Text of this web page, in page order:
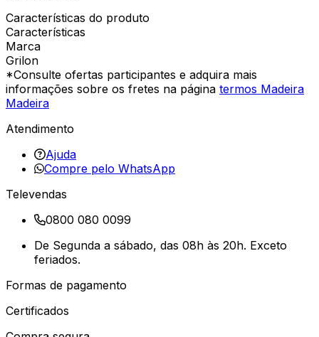
Características do produto
Características
Marca
Grilon
*Consulte ofertas participantes e adquira mais
informações sobre os fretes na página termos Madeira
Madeira
Atendimento
Ajuda
Compre pelo WhatsApp
Televendas
0800 080 0099
De Segunda a sábado, das 08h às 20h. Exceto
feriados.
Formas de pagamento
Certificados